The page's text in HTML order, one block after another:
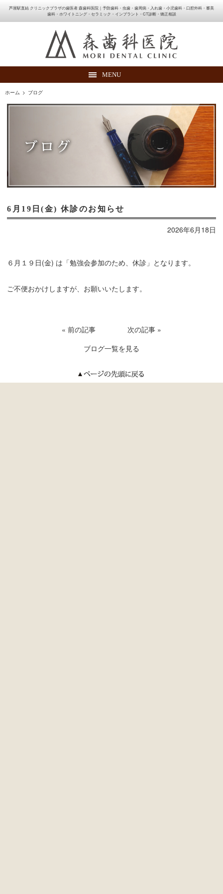
芦屋駅直結 クリニックプラザの歯医者 森歯科医院｜予防歯科・虫歯・歯周病・入れ歯・小児歯科・口腔外科・審美
歯科・ホワイトニング・セラミック・インプラント・CT診断・矯正相談
MENU
ホーム > ブログ
6月19日(金) 休診のお知らせ
2026年6月18日
６月１９日(金) は「勉強会参加のため、休診」となります。
ご不便おかけしますが、お願いいたします。
« 前の記事
次の記事 »
ブログ一覧を見る